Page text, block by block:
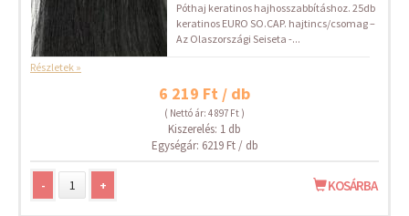
Póthaj keratinos hajhosszabbításhoz. 25db
keratinos EURO SO.CAP. hajtincs/csomag –
Az Olaszországi Seiseta -...
Részletek »
6 219 Ft / db
( Nettó ár: 4 897 Ft )
Kiszerelés: 1 db
Egységár: 6219 Ft / db
- + KOSÁRBA